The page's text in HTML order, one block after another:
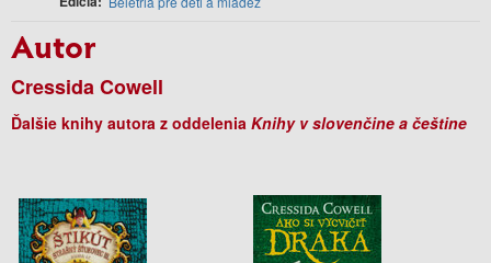
Autor
Cressida Cowell
Ďalšie knihy autora z oddelenia Knihy v slovenčine a češtine